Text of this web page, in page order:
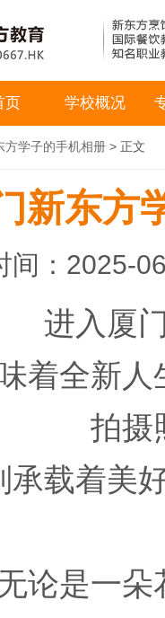
页 学校概况
方学子的手机相册 > 正文
新东方
间：2025-
进入厦
着全新人
拍摄
承载着美
论是一朵